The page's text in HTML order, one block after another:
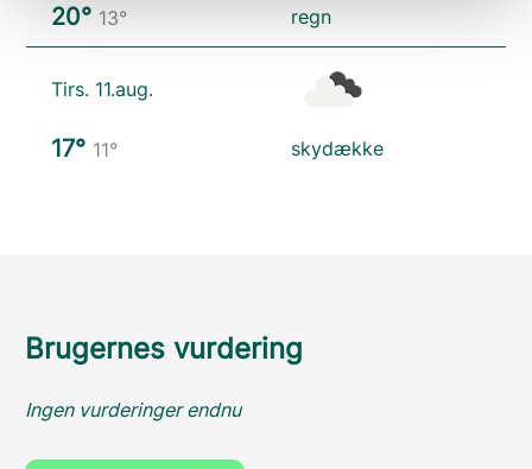
20° 13° regn
Tirs. 11.aug.
17° 11° skydække
Brugernes vurdering
Ingen vurderinger endnu